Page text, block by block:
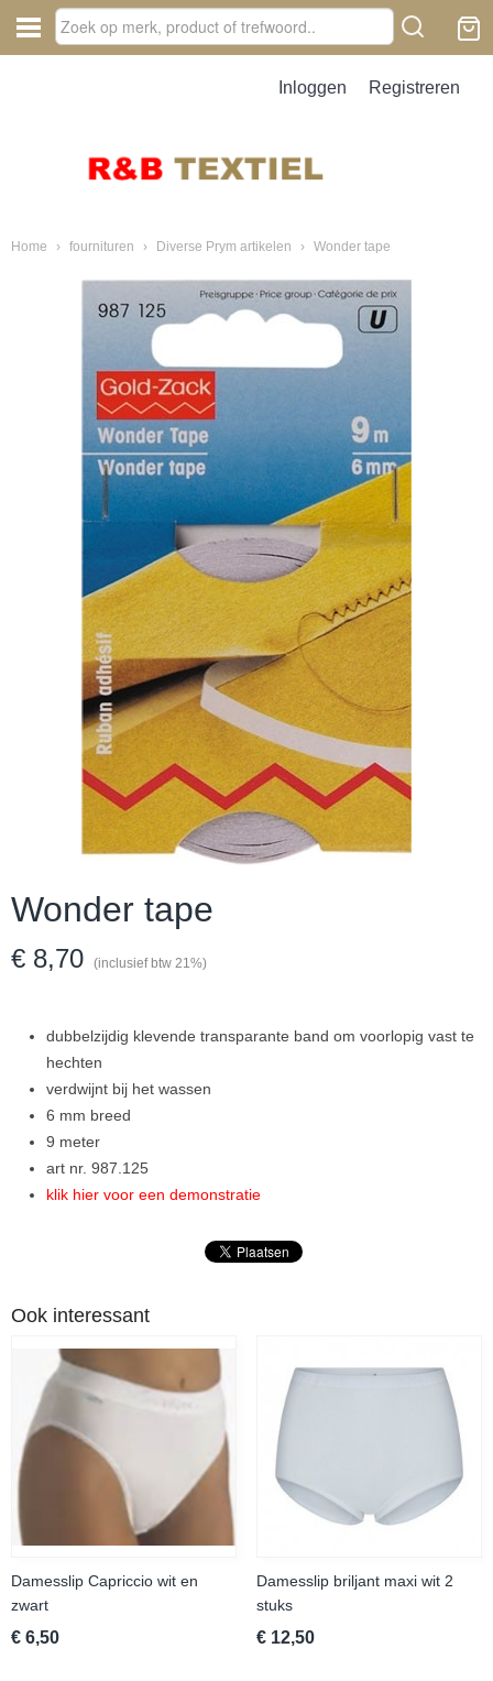
Inloggen Registreren
Home › fournituren › Diverse Prym artikelen › Wonder tape
Wonder tape
€ 8,70 (inclusief btw 21%)
dubbelzijdig klevende transparante band om voorlopig vast te
hechten
verdwijnt bij het wassen
6 mm breed
9 meter
art nr. 987.125
klik hier voor een demonstratie
Ook interessant
Damesslip Capriccio wit en
zwart
€ 6,50
Damesslip briljant maxi wit 2
stuks
€ 12,50